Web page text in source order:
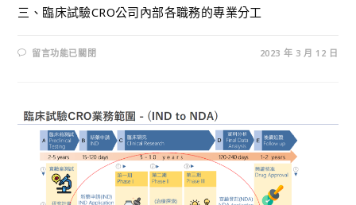
三、臨床試驗CRO公司內部各職務的專業分工
留言功能已關閉 2023 年 3 月 12 日